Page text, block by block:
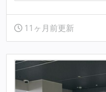
11ヶ月前更新